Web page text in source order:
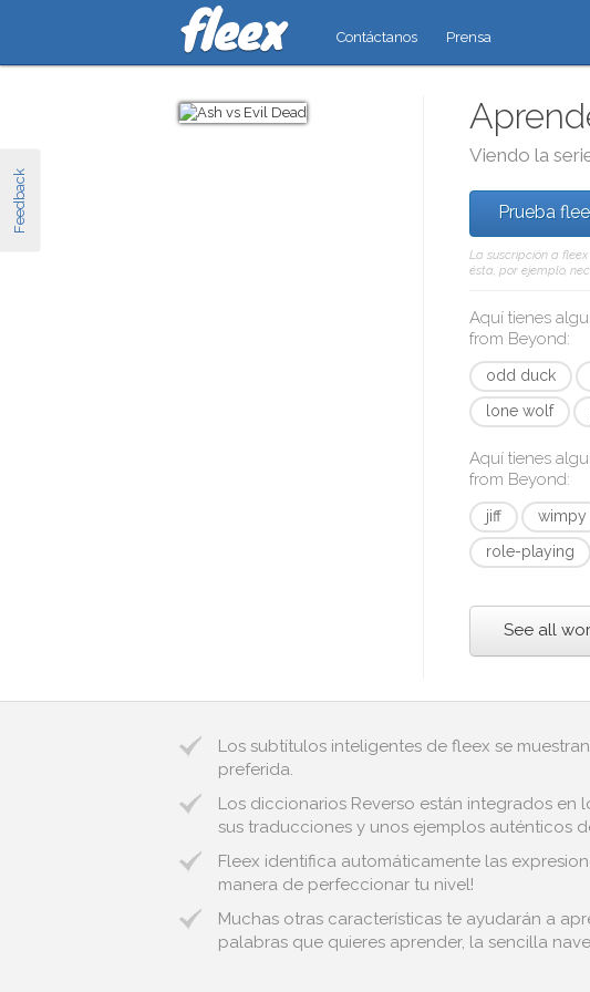
Feedback
Contáctanos Prensa
Viendo la
Prueba
La suscripción a
ésta, por ejemplo,
Aquí tienes
from Beyond:
odd duck
lone wolf
Aquí tienes
from Beyond:
jiff wimpy
role-playing
See all
Los subtítulos inteligentes de fleex se
preferida.
Los diccionarios Reverso están integrados
sus traducciones y unos ejemplos auténticos
Fleex identifica automáticamente las
manera de perfeccionar tu nivel!
Muchas otras características te ayudarán a
palabras que quieres aprender, la sencilla